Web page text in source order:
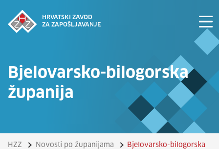
HRVATSKI ZAVOD
ZA ZAPOŠLJAVANJE
Bjelovarsko-bilogorska
županija
HZZ Novosti po županijama
Bjelovarsko-bilogorska